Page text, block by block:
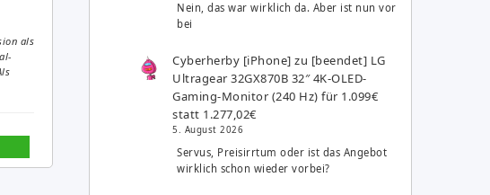
als
Nein, das war wirklich da. Aber ist nun vor
bei
Cyberherby [iPhone] zu [beendet] LG
Ultragear 32GX870B 32″ 4K-OLED-
Gaming-Monitor (240 Hz) für 1.099€
statt 1.277,02€
5. August 2026
Servus, Preisirrtum oder ist das Angebot
wirklich schon wieder vorbei?